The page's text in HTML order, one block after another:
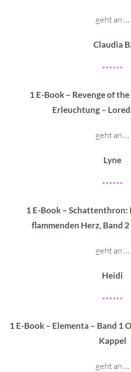
geht an …
Claudia
******
1 E-Book – Revenge of
Erleuchtung –
geht an …
Lyne
******
1 E-Book – Schattenthron:
flammenden Herz, Band
geht an …
Heidi
******
1 E-Book – Elementa – Band 1
Kappel
geht an …